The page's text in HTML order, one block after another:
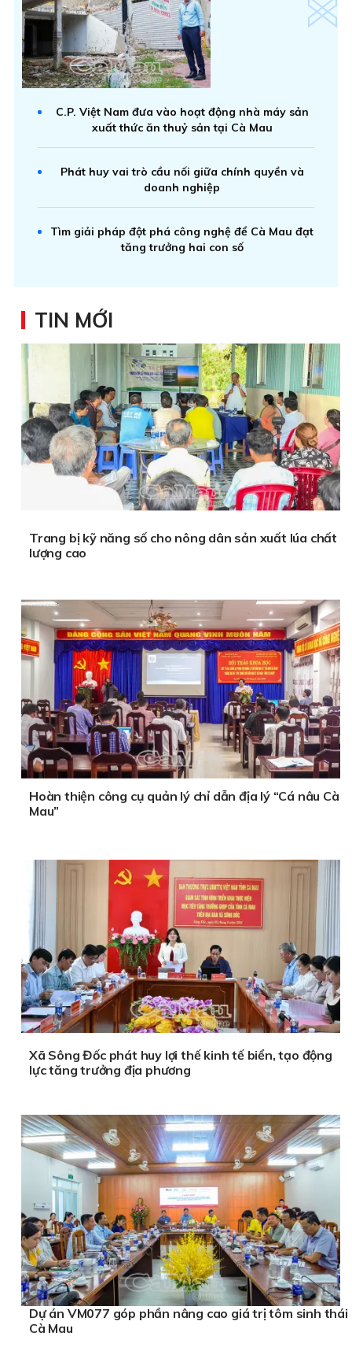
C.P. Việt Nam đưa vào hoạt động nhà máy sản
xuất thức ăn thuỷ sản tại Cà Mau
Phát huy vai trò cầu nối giữa chính quyền và
doanh nghiệp
Tìm giải pháp đột phá công nghệ để Cà Mau đạt
tăng trưởng hai con số
TIN MỚI
Trang bị kỹ năng số cho nông dân sản xuất lúa chất
lượng cao
Hoàn thiện công cụ quản lý chỉ dẫn địa lý “Cá nâu Cà
Mau”
Xã Sông Đốc phát huy lợi thế kinh tế biển, tạo động
lực tăng trưởng địa phương
Dự án VM077 góp phần nâng cao giá trị tôm sinh thái
Cà Mau